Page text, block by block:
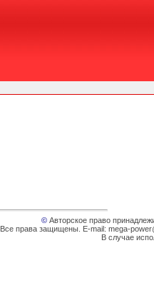
© Авторское право
Все права защищены. E-mail: mega-
В случае